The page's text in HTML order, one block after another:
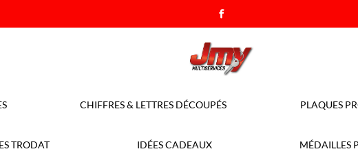
CHIFFRES & LETTRES DÉCOUPÉS PLAQUES
TRODAT IDÉES CADEAUX MÉDAILLES